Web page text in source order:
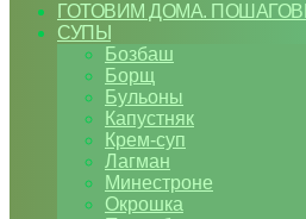
ГОТОВИМ ДОМА.
СУПЫ
Бозбаш
Борщ
Бульоны
Капустняк
Крем-суп
Лагман
Минестроне
Окрошка